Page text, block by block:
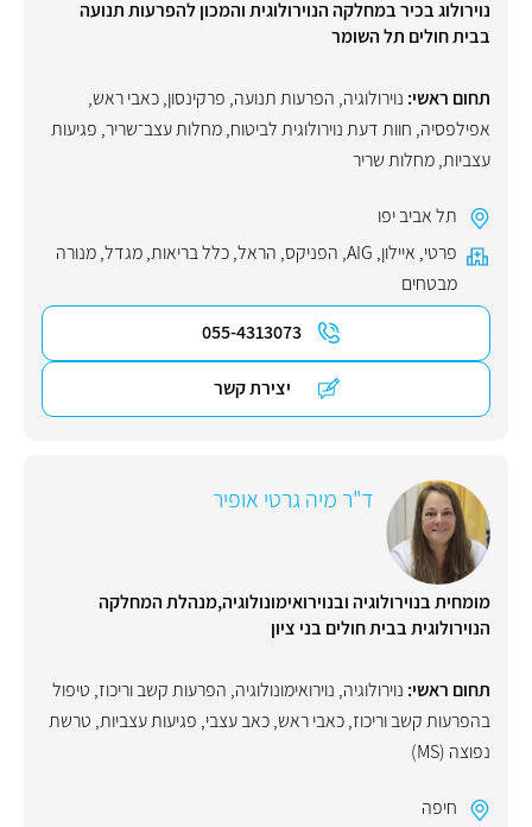
נוירולוג בכיר במחלקה הנוירולוגית והמכון להפרעות תנועה
בבית חולים תל השומר
תחום ראשי: נוירולוגיה, הפרעות תנועה, פרקינסון,כאבי ראש,
אפילפסיה, חוות דעת נוירולוגית לביטוח,מחלות עצב־שריר, פגיעות
עצביות,מחלות שריר
תל אביב יפו
פרטי, איילון,
AIG
, הפניקס, הראל,כלל בריאות,מגדל,מנורה
מבטחים
055-4313073
יצירת קשר
ד"ר מיה גרטי אופיר
מומחית בנוירולוגיה ובנוירואימונולוגיה,מנהלת המחלקה
הנוירולוגית בבית חולים בני ציון
תחום ראשי: נוירולוגיה, נוירואימונולוגיה, הפרעות קשב וריכוז, טיפול
בהפרעות קשב וריכוז,כאבי ראש,כאב עצבי, פגיעות עצביות, טרשת
נפוצה (MS)
חיפה